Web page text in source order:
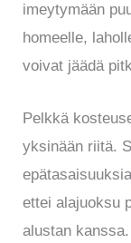
imeytymään
homeelle,
voivat jäädä
Pelkkä
yksinään riitä.
ettei alajuoksu
alustan kanssa.